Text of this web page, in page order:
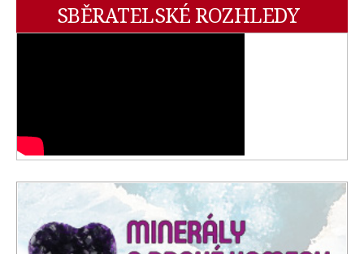
SBĚRATELSKÉ ROZHLEDY